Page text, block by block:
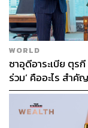
WORLD
ซาอุดีอาระเบีย ตุร
ร่วม’ คืออะไร สำคั